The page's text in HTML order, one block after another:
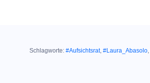
Schlagworte: #Aufsichtsrat, #Laura_Abasolo,